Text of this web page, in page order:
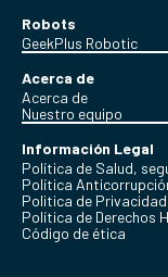
Robots
GeekPlus Robotic
Acerca de
Acerca de
Nuestro equipo
Información Legal
Política de Salud,
Política
Politica de Privacidad
Política de Derechos
Código de ética